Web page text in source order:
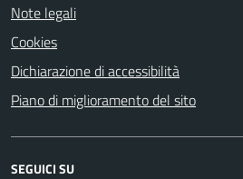
Note legali
Cookies
Dichiarazione di accessibilità
Piano di miglioramento del sito
SEGUICI SU